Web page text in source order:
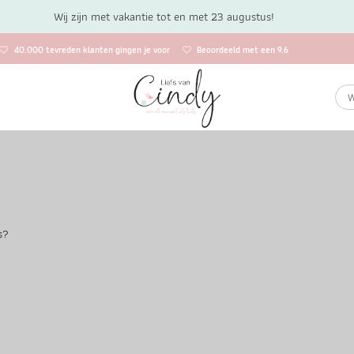
40.000 tevreden klanten gingen je voor Beoordeeld met een 9.6
Wij zijn met vakantie tot en met 23 augustus!